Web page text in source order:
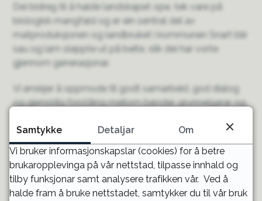
Dei bidreg til å halde landskapet ope, tek vare på
biologisk mangfald og er ein sentral del av
matproduksjonen og landbruket i kommunen Snart blir
sau og lam sleppte ut på beite, slik dei har vorte
gjennom generasjonar.
Vi ønskjer å oppmode til godt samarbeid, god dialog
og gjensidig forståing mellom bønder, grunneigarar og
Samtidig oppmodar vi alle grunneigarar til å ta ein
gjennomgang av utmarksgjerda sine før
beitesesongen er i full gang. Godt vedlikehaldne
gjerde bidreg til eit godt naboskap – til beste for alle.
Samtykke Detaljar
Om
Vi bruker informasjonskapslar (cookies) for å betre
brukaropplevinga på vår nettstad, tilpasse innhald og
tilby funksjonar samt analysere trafikken vår. Ved å
halde fram å bruke nettstadet, samtykker du til vår bruk